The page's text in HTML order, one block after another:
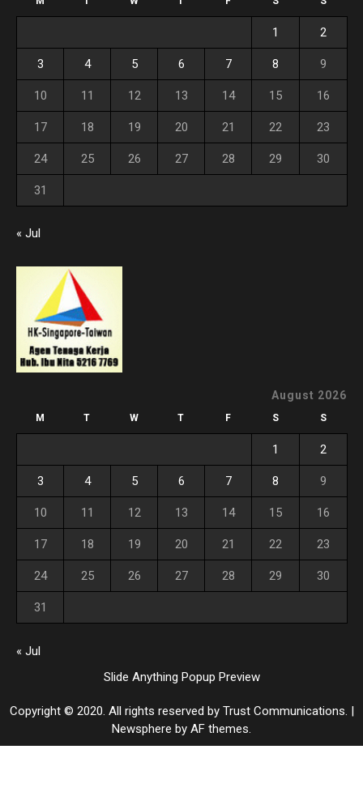
1 2
3 4 5 6 7 8 9
10 11 12 13 14 15 16
17 18 19 20 21 22 23
24 25 26 27 28 29 30
31
« Jul
August 2026
M T W T F S S
1 2
3 4 5 6 7 8 9
10 11 12 13 14 15 16
17 18 19 20 21 22 23
24 25 26 27 28 29 30
31
« Jul
Slide Anything Popup Preview
Copyright © 2020. All rights reserved by Trust Communications. |
Newsphere by AF themes.